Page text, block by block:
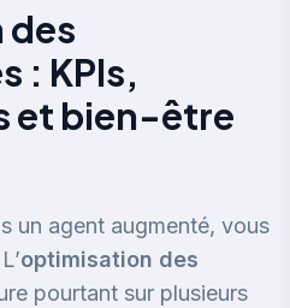
: KPIs,
et bien-être
un agent augmenté, vous
optimisation des
pourtant sur plusieurs